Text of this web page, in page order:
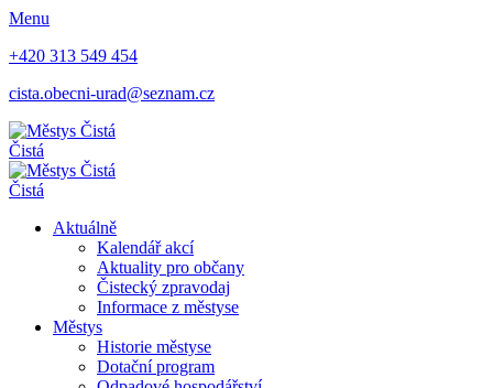
Menu
+420 313 549 454
cista.obecni-urad@seznam.cz
Čistá
Čistá
Aktuálně
Kalendář akcí
Aktuality pro občany
Čistecký zpravodaj
Informace z městyse
Městys
Historie městyse
Dotační program